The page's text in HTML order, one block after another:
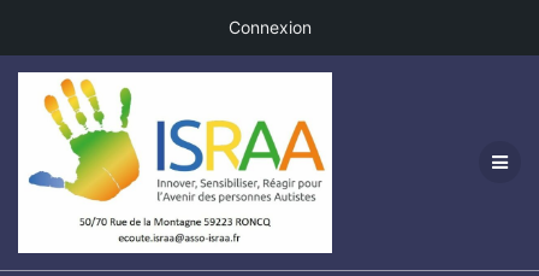
Connexion
Passer
contenu